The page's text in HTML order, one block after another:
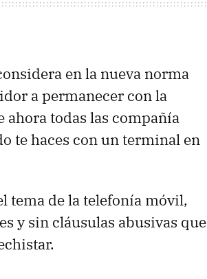
en la nueva norma
a permanecer con la
todas las compañía
te haces con un terminal en
tema de la telefonía móvil,
y sin cláusulas abusivas que